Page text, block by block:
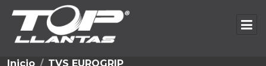
Inicio
TVS EUROGRIP